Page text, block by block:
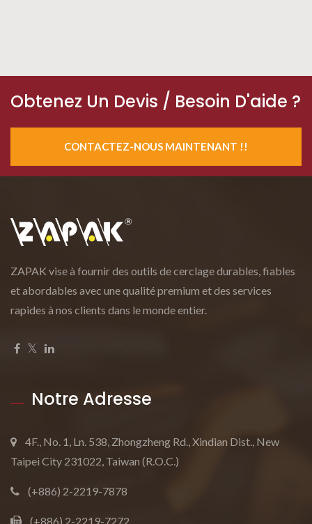
Obtenez Un Devis / Besoin D'aide ?
CONTACTEZ-NOUS MAINTENANT !!
ZAPAK vise à fournir des outils de cerclage durables, fiables
et abordables avec une qualité premium et des services
rapides à nos clients dans le monde entier.
Notre Adresse
4F., No. 1, Ln. 538, Zhongzheng Rd., Xindian Dist., New
Taipei City 231022, Taiwan (R.O.C.)
(+886) 2-2219-7878
(+886) 2-2219-7272